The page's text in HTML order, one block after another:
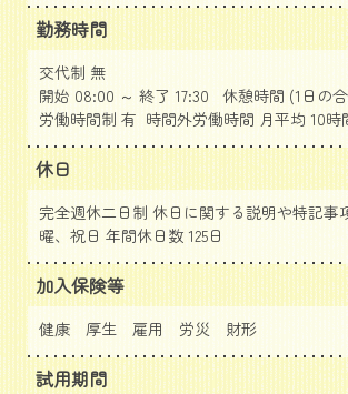
勤務時間
交代制 無
開始 08:00 ～ 終了 17:30 休憩時間 (1日の
労働時間制 有 時間外労働時間 月平均 10時
休日
完全週休二日制 休日に関する説明や特記事
曜、祝日 年間休日数 125日
加入保険等
健康 厚生 雇用 労災 財形
試用期間